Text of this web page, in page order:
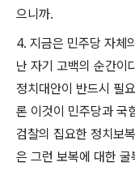
으니까.
4. 지금은 민주당 자체
난 자기 고백의 순간이
정치대안이 반드시 필
론 이것이 민주당과 국
검찰의 집요한 정치보
은 그런 보복에 대한 굴